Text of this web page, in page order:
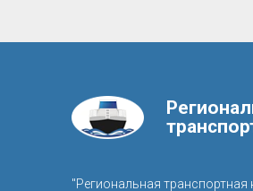
"Региональная